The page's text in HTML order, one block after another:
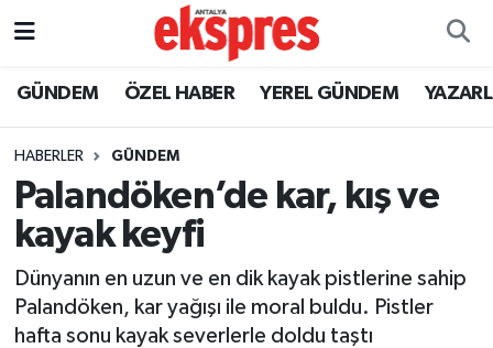
GÜNDEM ÖZEL HABER YEREL GÜNDEM
HABERLER GÜNDEM
Palandöken’de kar, kış ve
kayak keyfi
Dünyanın en uzun ve en dik kayak pistlerine sahip
Palandöken, kar yağışı ile moral buldu. Pistler
hafta sonu kayak severlerle doldu taştı
ÖZEL HABER
YEREL GÜNDEM
EKONOMİ
KÜLTÜR - SANAT
Nöbetçi Eczaneler
Trafik Durumu
Süper Lig Puan Durumu ve Fikstür
Tüm Manşetler